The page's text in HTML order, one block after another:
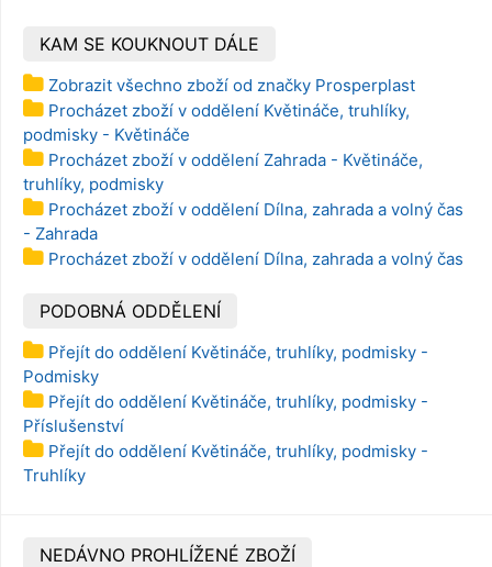
KAM SE KOUKNOUT DÁLE
Zobrazit všechno zboží od značky Prosperplast
Procházet zboží v oddělení Květináče, truhlíky,
podmisky - Květináče
Procházet zboží v oddělení Zahrada - Květináče,
truhlíky, podmisky
Procházet zboží v oddělení Dílna, zahrada a volný čas
- Zahrada
Procházet zboží v oddělení Dílna, zahrada a volný čas
PODOBNÁ ODDĚLENÍ
Přejít do oddělení Květináče, truhlíky, podmisky -
Podmisky
Přejít do oddělení Květináče, truhlíky, podmisky -
Příslušenství
Přejít do oddělení Květináče, truhlíky, podmisky -
Truhlíky
NEDÁVNO PROHLÍŽENÉ ZBOŽÍ